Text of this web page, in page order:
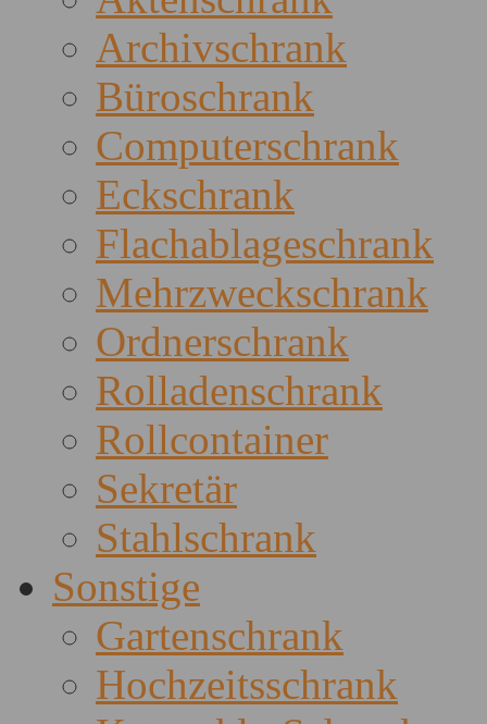
Archivschrank
Büroschrank
Computerschrank
Eckschrank
Flachablageschrank
Mehrzweckschrank
Ordnerschrank
Rolladenschrank
Rollcontainer
Sekretär
Stahlschrank
Sonstige
Gartenschrank
Hochzeitsschrank